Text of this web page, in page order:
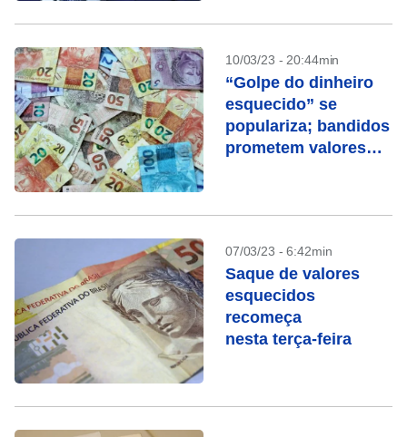
10/03/23 - 20:44min
“Golpe do dinheiro
esquecido” se
populariza; bandidos
prometem valores
07/03/23 - 6:42min
Saque de valores
esquecidos
recomeça
nesta terça-feira